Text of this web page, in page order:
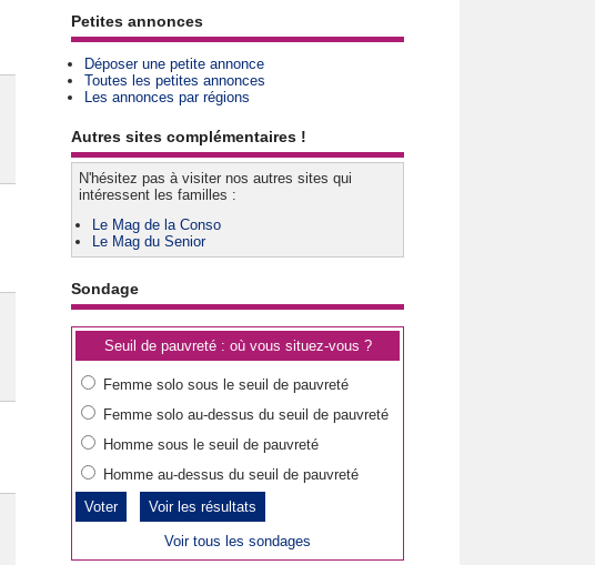
Petites annonces
Déposer une petite annonce
Toutes les petites annonces
Les annonces par régions
Autres sites complémentaires !
N'hésitez pas à visiter nos autres sites qui
intéressent les familles :
Le Mag de la Conso
Le Mag du Senior
Sondage
Seuil de pauvreté : où vous situez-vous ?
Femme solo sous le seuil de pauvreté
Femme solo au-dessus du seuil de pauvreté
Homme sous le seuil de pauvreté
Homme au-dessus du seuil de pauvreté
Voir les résultats
Voir tous les sondages